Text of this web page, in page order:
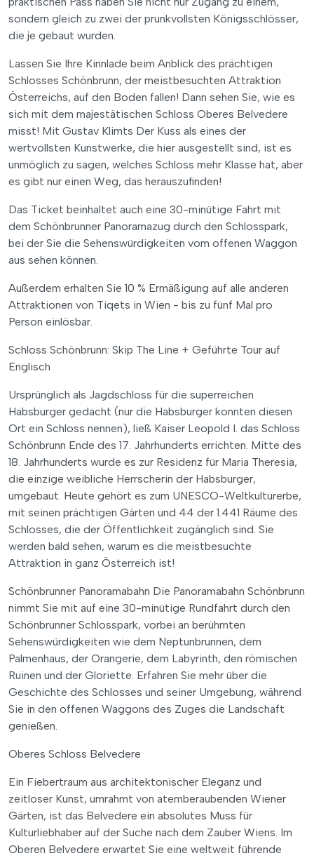
sondern gleich zu zwei der prunkvollsten Königsschlösser,
die je gebaut wurden.
Lassen Sie Ihre Kinnlade beim Anblick des prächtigen
Schlosses Schönbrunn, der meistbesuchten Attraktion
Österreichs, auf den Boden fallen! Dann sehen Sie, wie es
sich mit dem majestätischen Schloss Oberes Belvedere
misst! Mit Gustav Klimts Der Kuss als eines der
wertvollsten Kunstwerke, die hier ausgestellt sind, ist es
unmöglich zu sagen, welches Schloss mehr Klasse hat, aber
es gibt nur einen Weg, das herauszufinden!
Das Ticket beinhaltet auch eine 30-minütige Fahrt mit
dem Schönbrunner Panoramazug durch den Schlosspark,
bei der Sie die Sehenswürdigkeiten vom offenen Waggon
aus sehen können.
Außerdem erhalten Sie 10 % Ermäßigung auf alle anderen
Attraktionen von Tiqets in Wien - bis zu fünf Mal pro
Person einlösbar.
Schloss Schönbrunn: Skip The Line + Geführte Tour auf
Englisch
Ursprünglich als Jagdschloss für die superreichen
Habsburger gedacht (nur die Habsburger konnten diesen
Ort ein Schloss nennen), ließ Kaiser Leopold I. das Schloss
Schönbrunn Ende des 17. Jahrhunderts errichten. Mitte des
18. Jahrhunderts wurde es zur Residenz für Maria Theresia,
die einzige weibliche Herrscherin der Habsburger,
umgebaut. Heute gehört es zum UNESCO-Weltkulturerbe,
mit seinen prächtigen Gärten und 44 der 1.441 Räume des
Schlosses, die der Öffentlichkeit zugänglich sind. Sie
werden bald sehen, warum es die meistbesuchte
Attraktion in ganz Österreich ist!
Schönbrunner Panoramabahn Die Panoramabahn Schönbrunn
nimmt Sie mit auf eine 30-minütige Rundfahrt durch den
Schönbrunner Schlosspark, vorbei an berühmten
Sehenswürdigkeiten wie dem Neptunbrunnen, dem
Palmenhaus, der Orangerie, dem Labyrinth, den römischen
Ruinen und der Gloriette. Erfahren Sie mehr über die
Geschichte des Schlosses und seiner Umgebung, während
Sie in den offenen Waggons des Zuges die Landschaft
genießen.
Oberes Schloss Belvedere
Ein Fiebertraum aus architektonischer Eleganz und
zeitloser Kunst, umrahmt von atemberaubenden Wiener
Gärten, ist das Belvedere ein absolutes Muss für
Kulturliebhaber auf der Suche nach dem Zauber Wiens. Im
Oberen Belvedere erwartet Sie eine weltweit führende